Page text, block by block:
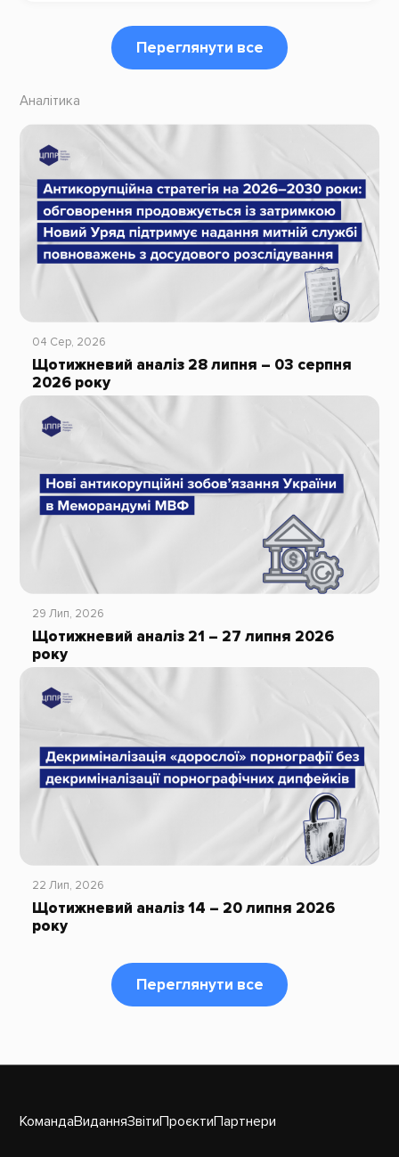
Переглянути все
Аналітика
04 Сер, 2026
Щотижневий аналіз 28 липня – 03 серпня
2026 року
29 Лип, 2026
Щотижневий аналіз 21 – 27 липня 2026
року
22 Лип, 2026
Щотижневий аналіз 14 – 20 липня 2026
року
Переглянути все
КомандаВиданняЗвітиПроєктиПартнери